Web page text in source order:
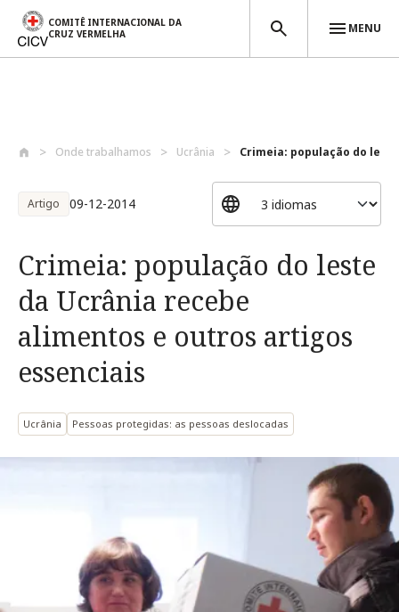
COMITÊ INTERNACIONAL DA
CRUZ VERMELHA
MENU
Onde trabalhamos Ucrânia Crimeia: população do
Artigo 09-12-2014
Crimeia: população do leste
da Ucrânia recebe
alimentos e outros artigos
essenciais
Ucrânia Pessoas protegidas: as pessoas deslocadas